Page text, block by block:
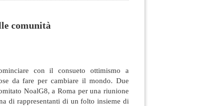
comunità
con il consueto ottimismo a
da fare per cambiare il mondo. Due
NoalG8, a Roma per una riunione
di rappresentanti di un folto insieme di